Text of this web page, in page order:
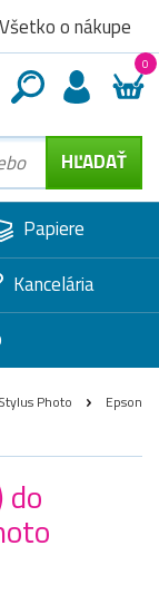
Všetko o nákupe
0
Papiere
Kancelária
Photo
Epson
do